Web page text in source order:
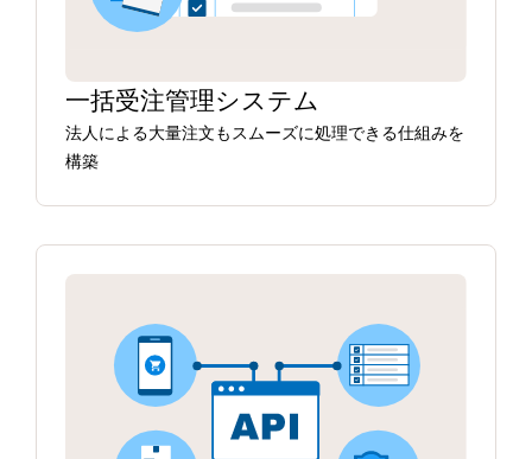
一括受注管理システム
法人による大量注文もスムーズに処理できる仕組みを
構築